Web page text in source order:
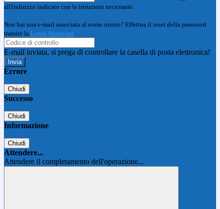
all'indirizzo indicato con le istruzioni necessarie.
Non hai una e-mail associata al nome utente? Effettua il reset della password
tramite la Login Spaggiari
E-mail inviata, si prega di controllare la casella di posta elettronica!
Errore
Chiudi
Successo
Chiudi
Informazione
Chiudi
Attendere...
Attendere il completamento dell'operazione...